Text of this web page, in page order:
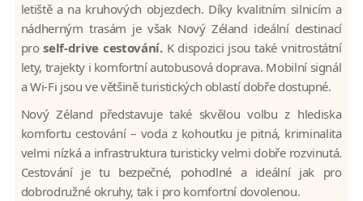
letiště a na kruhových objezdech. Díky kvalitním silnicím a
nádherným trasám je však Nový Zéland ideální destinací
proself-drive cestování. K dispozici jsou také vnitrostátní
lety, trajekty i komfortní autobusová doprava. Mobilní signál
a Wi-Fi jsou ve většině turistických oblastí dobře dostupné.
Nový Zéland představuje také skvělou volbu z hlediska
komfortu cestování – voda z kohoutku je pitná, kriminalita
velmi nízká a infrastruktura turisticky velmi dobře rozvinutá.
Cestování je tu bezpečné, pohodlné a ideální jak pro
dobrodružné okruhy, tak i pro komfortní dovolenou.